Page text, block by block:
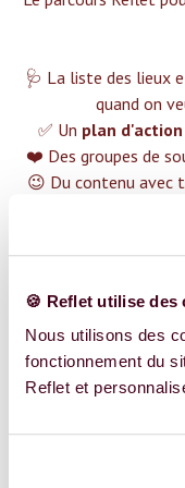
🍪 Reflet utilise des
Nous utilisons des
fonctionnement du
Reflet et
🩺 La liste des lieux
quand on
✅ Un plan
❤️ Des groupes de
😉 Du contenu avec
Plus de